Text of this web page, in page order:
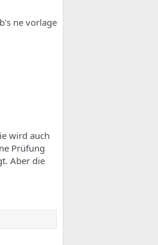
ne vorlage
wird auch
Prüfung
Aber die